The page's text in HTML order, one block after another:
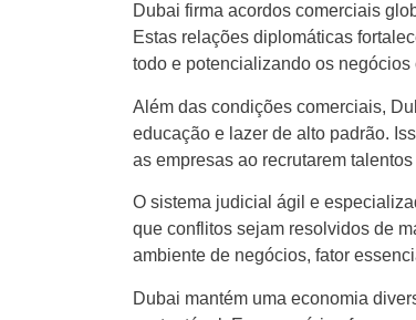
Dubai firma acordos comerciais
Estas relações diplomáticas
todo e potencializando os negócios
Além das condições comerciais,
educação e lazer de alto padrão.
as empresas ao recrutarem
O sistema judicial ágil e
que conflitos sejam resolvidos de
ambiente de negócios, fator
Dubai mantém uma economia